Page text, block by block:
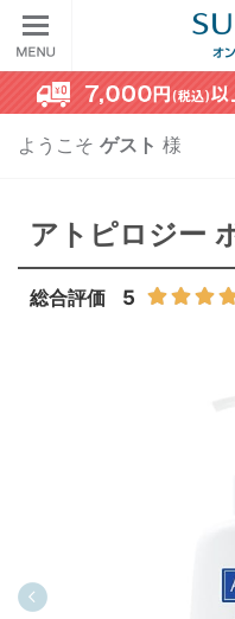
ようこそ ゲスト 様
アトピロジー